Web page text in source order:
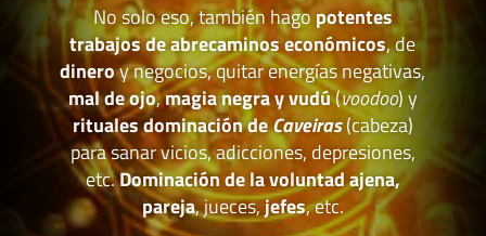
No solo eso, también hagopotentes
trabajos de abrecaminos económicos, de
dineroy negocios, quitar energías negativas,
mal de ojo,magia negra y vudú(voodoo) y
rituales dominación deCaveiras(cabeza)
para sanar vicios, adicciones, depresiones,
etc.Dominación de la voluntad ajena,
pareja, jueces,jefes, etc.